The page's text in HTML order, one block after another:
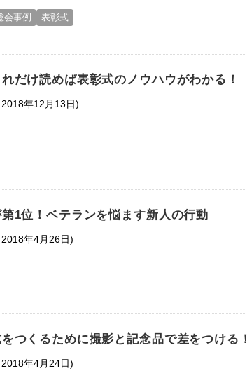
会事例 表彰式
だけ読めば表彰式のノウハウがわかる！
年12月13日)
第1位！ベテランを悩ます新人の行動
年4月26日)
つくるために撮影と記念品で差をつける！
年4月24日)